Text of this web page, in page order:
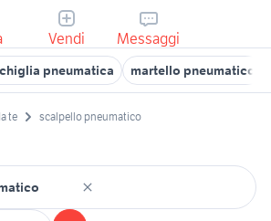
Vendi Messaggi
pneumatica martello pneumatico
te scalpello pneumatico